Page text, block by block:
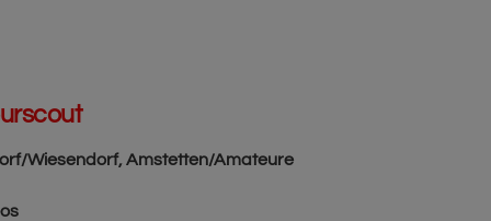
Wiesendorf, Amstetten/Amateure